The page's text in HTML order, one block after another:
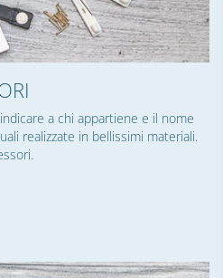
a chi appartiene e il nome
realizzate in bellissimi materiali.